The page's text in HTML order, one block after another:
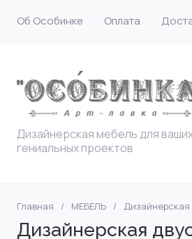
Об Особинке Оплата
Дизайнерская мебель для
гениальных проектов
Главная / МЕБЕЛЬ / Дизайнерская
Дизайнерская